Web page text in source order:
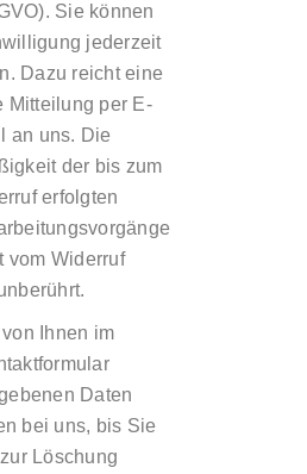
Sie können
jederzeit
Dazu reicht eine
Mitteilung per E-
an uns. Die
der bis zum
erfolgten
vom Widerruf
Ihnen im
Daten
bei uns, bis Sie
Löschung